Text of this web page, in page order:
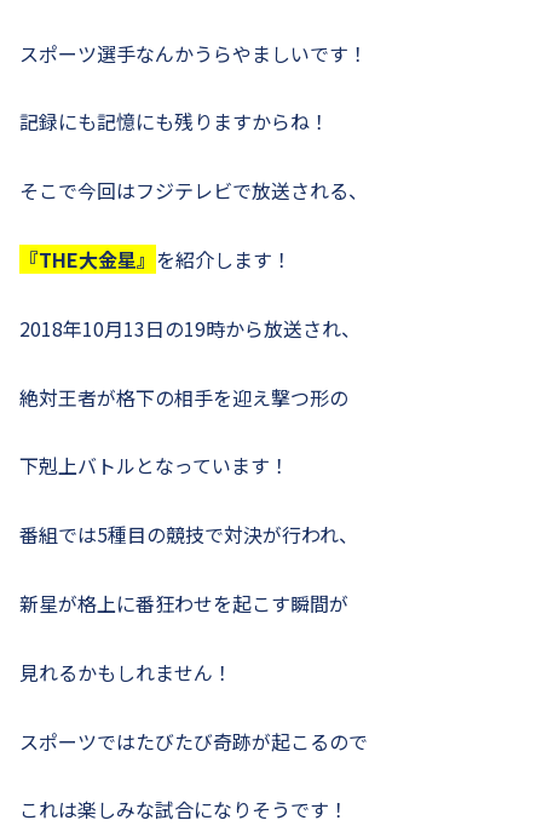
スポーツ選手なんかうらやましいです！
記録にも記憶にも残りますからね！
そこで今回はフジテレビで放送される、
『THE大金星』 を紹介します！
2018年10月13日の19時から放送され、
絶対王者が格下の相手を迎え撃つ形の
下剋上バトルとなっています！
番組では5種目の競技で対決が行われ、
新星が格上に番狂わせを起こす瞬間が
見れるかもしれません！
スポーツではたびたび奇跡が起こるので
これは楽しみな試合になりそうです！